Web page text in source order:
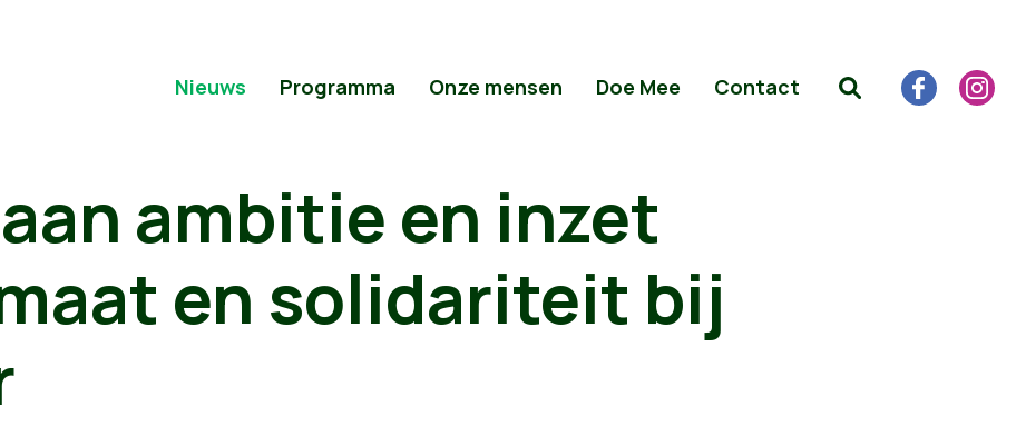
Nieuws Programma Onze mensen Doe Mee Contact
ambitie en inzet
en solidariteit bij